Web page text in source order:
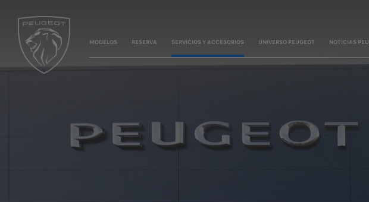
MODELOS RESERVA SERVICIOS Y ACCESORIOS UNIVERSO PEUGEOT NOTICIAS